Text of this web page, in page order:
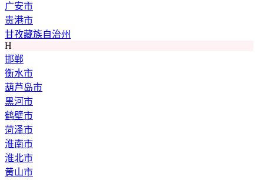
广安市
贵港市
甘孜藏族自治州
H
邯郸
衡水市
葫芦岛市
黑河市
鹤壁市
菏泽市
淮南市
淮北市
黄山市